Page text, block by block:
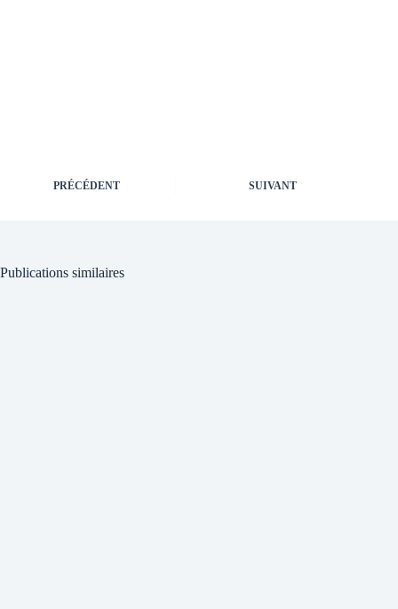
PRÉCÉDENT SUIVANT
Publications similaires